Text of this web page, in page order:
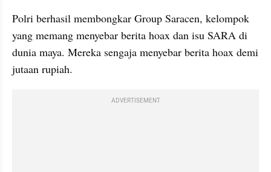
Polri berhasil membongkar Group Saracen, kelompok
yang memang menyebar berita hoax dan isu SARA di
dunia maya. Mereka sengaja menyebar berita hoax demi
jutaan rupiah.
ADVERTISEMENT